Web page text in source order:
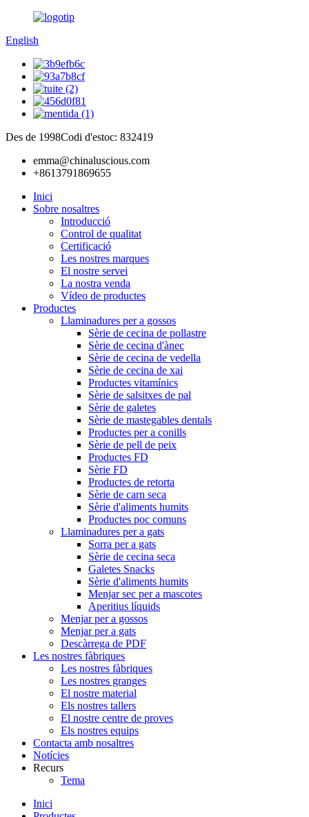
English
Des de 1998Codi d'estoc: 832419
emma@chinaluscious.com
+8613791869655
Inici
Sobre nosaltres
Introducció
Control de qualitat
Certificació
Les nostres marques
El nostre servei
La nostra venda
Vídeo de productes
Productes
Llaminadures per a gossos
Sèrie de cecina de pollastre
Sèrie de cecina d'ànec
Sèrie de cecina de vedella
Sèrie de cecina de xai
Productes vitamínics
Sèrie de salsitxes de pal
Sèrie de galetes
Sèrie de mastegables dentals
Productes per a conills
Sèrie de pell de peix
Productes FD
Sèrie FD
Productes de retorta
Sèrie de carn seca
Sèrie d'aliments humits
Productes poc comuns
Llaminadures per a gats
Sorra per a gats
Sèrie de cecina seca
Galetes Snacks
Sèrie d'aliments humits
Menjar sec per a mascotes
Aperitius líquids
Menjar per a gossos
Menjar per a gats
Descàrrega de PDF
Les nostres fàbriques
Les nostres fàbriques
Les nostres granges
El nostre material
Els nostres tallers
El nostre centre de proves
Els nostres equips
Contacta amb nosaltres
Notícies
Recurs
Tema
Inici